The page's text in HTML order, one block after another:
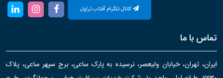
کانال تلگرام آفتاب تراول
تماس با ما
ایران، تهران، خیابان ولیعصر، نرسیده به پارک ساعی، برج سپهر ساعی، پلاک